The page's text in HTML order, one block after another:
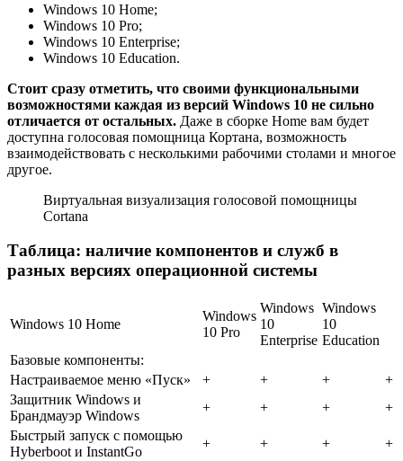
Windows 10 Home;
Windows 10 Pro;
Windows 10 Enterprise;
Windows 10 Education.
Стоит сразу отметить, что своими функциональными
возможностями каждая из версий Windows 10 не сильно
отличается от остальных. Даже в сборке Home вам будет
доступна голосовая помощница Кортана, возможность
взаимодействовать с несколькими рабочими столами и многое
другое.
Виртуальная визуализация голосовой помощницы
Cortana
Таблица: наличие компонентов и служб в
разных версиях операционной системы
Windows 10 Home
Windows
10 Pro
Windows
10
Enterprise
Windows
10
Education
Базовые компоненты:
Настраиваемое меню «Пуск»
+ + +
+
Защитник Windows и
Брандмауэр Windows
+ + +
+
Быстрый запуск с помощью
Hyberboot и InstantGo
+ + +
+